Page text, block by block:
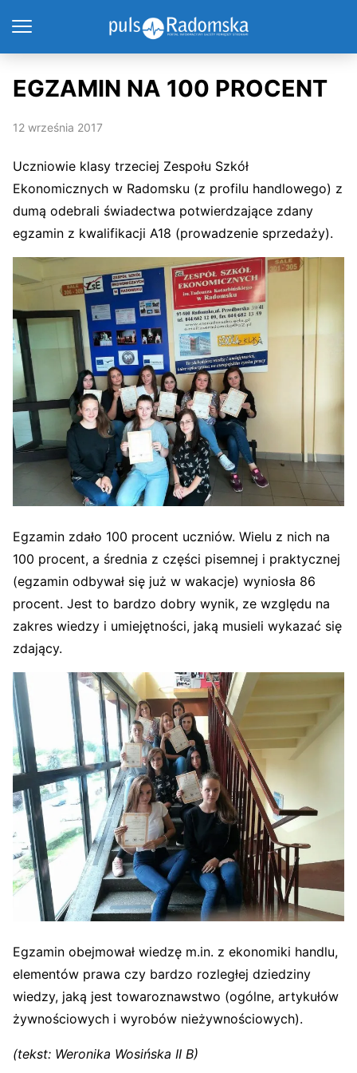
EGZAMIN NA 100 PROCENT
12 września 2017
Uczniowie klasy trzeciej Zespołu Szkół
Ekonomicznych w Radomsku (z profilu handlowego) z
dumą odebrali świadectwa potwierdzające zdany
egzamin z kwalifikacji A18 (prowadzenie sprzedaży).
Egzamin zdało 100 procent uczniów. Wielu z nich na
100 procent, a średnia z części pisemnej i praktycznej
(egzamin odbywał się już w wakacje) wyniosła 86
procent. Jest to bardzo dobry wynik, ze względu na
zakres wiedzy i umiejętności, jaką musieli wykazać się
zdający.
Egzamin obejmował wiedzę m.in. z ekonomiki handlu,
elementów prawa czy bardzo rozległej dziedziny
wiedzy, jaką jest towaroznawstwo (ogólne, artykułów
żywnościowych i wyrobów nieżywnościowych).
(tekst: Weronika Wosińska II B)